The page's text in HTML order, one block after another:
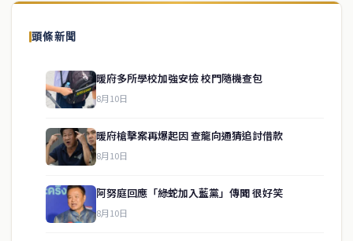
頭條新聞
暖府多所學校加強安檢 校門隨機查包
8月10日
暖府槍擊案再爆起因 查龍向通猜追討借款
8月10日
阿努庭回應「綠蛇加入藍黨」傳聞 很好笑
8月10日